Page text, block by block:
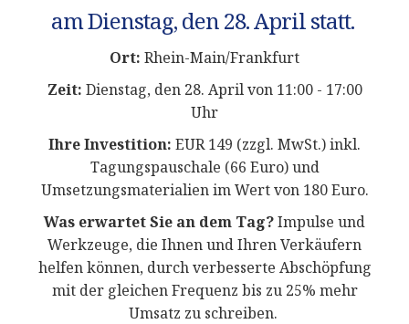
am Dienstag, den 28. April statt.
Ort: Rhein-Main/Frankfurt
Zeit: Dienstag, den 28. Aprilvon 11:00 - 17:00
Uhr
Ihre Investition: EUR 149 (zzgl. MwSt.) inkl.
Tagungspauschale (66 Euro) und
Umsetzungsmaterialien im Wert von 180 Euro.
Was erwartet Sie an dem Tag?Impulse und
Werkzeuge, die Ihnen und Ihren Verkäufern
helfen können, durch verbesserte Abschöpfung
mit der gleichen Frequenz bis zu 25% mehr
Umsatz zu schreiben.